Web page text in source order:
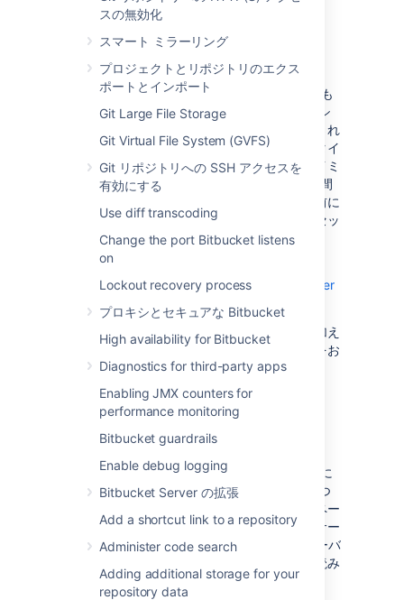
スの無効化
スマート ミラーリング
プロジェクトとリポジトリのエクス
ポートとインポート
Git Large File Storage
Git Virtual File System (GVFS)
Git リポジトリへの SSH アクセスを
有効にする
Use diff transcoding
Change the port Bitbucket listens
on
Lockout recovery process
プロキシとセキュアな Bitbucket
High availability for Bitbucket
Diagnostics for third-party apps
Enabling JMX counters for
performance monitoring
Bitbucket guardrails
Enable debug logging
Bitbucket Server の拡張
Add a shortcut link to a repository
Administer code search
Adding additional storage for your
repository data
firewall to allow the CDN to reach your
site.
In Bitbucket Data Center, provide the
CDN URL, and enable CDN support.
エンド ユーザーが Jira にアクセスすると、最も
近いエッジ サーバーに静的アセットがキャッシ
ュされ、有効期限が切れるまでそこから提供され
ます。つまり、ユーザーがオンラインになるタイ
ミングや、各拠点でサイトにアクセスするタイミ
ングによっては、CDN による影響の確認に時間
がかかる可能性があります。キャッシュを事前に
ロードする機能は提供されていないため、アセッ
トは初回の提供時にキャッシュされます。
Configure your CDN for Bitbucket Data Center
for the full step-by-step guide.
ほかの設定変更と同様、本番サイトに変更を加え
る前にステージング環境でテストを行うことをお
すすめします。
動作の仕組み
CDN ベンダーが提供する、ユーザーに地理的に
近いエッジ サーバーにキャッシュされます。つ
まり、ユーザーがページを表示すると、そのペー
ジの表示に必要なアセットの一部が、自身のサー
バー (origin サーバー) ではなくその地域のサーバ
ーから提供されます。これによってページの読み
込み時間を短縮できます。